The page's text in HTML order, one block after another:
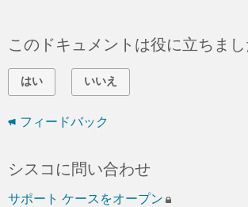
このドキュメントは役に立ちま
はい いいえ
フィードバック
シスコに問い合わせ
サポート ケースをオープン